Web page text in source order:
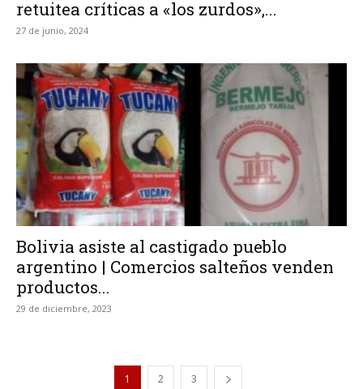
retuitea críticas a «los zurdos»,...
27 de junio, 2024
Bolivia asiste al castigado pueblo
argentino | Comercios salteños venden
productos...
29 de diciembre, 2023
1 2 3